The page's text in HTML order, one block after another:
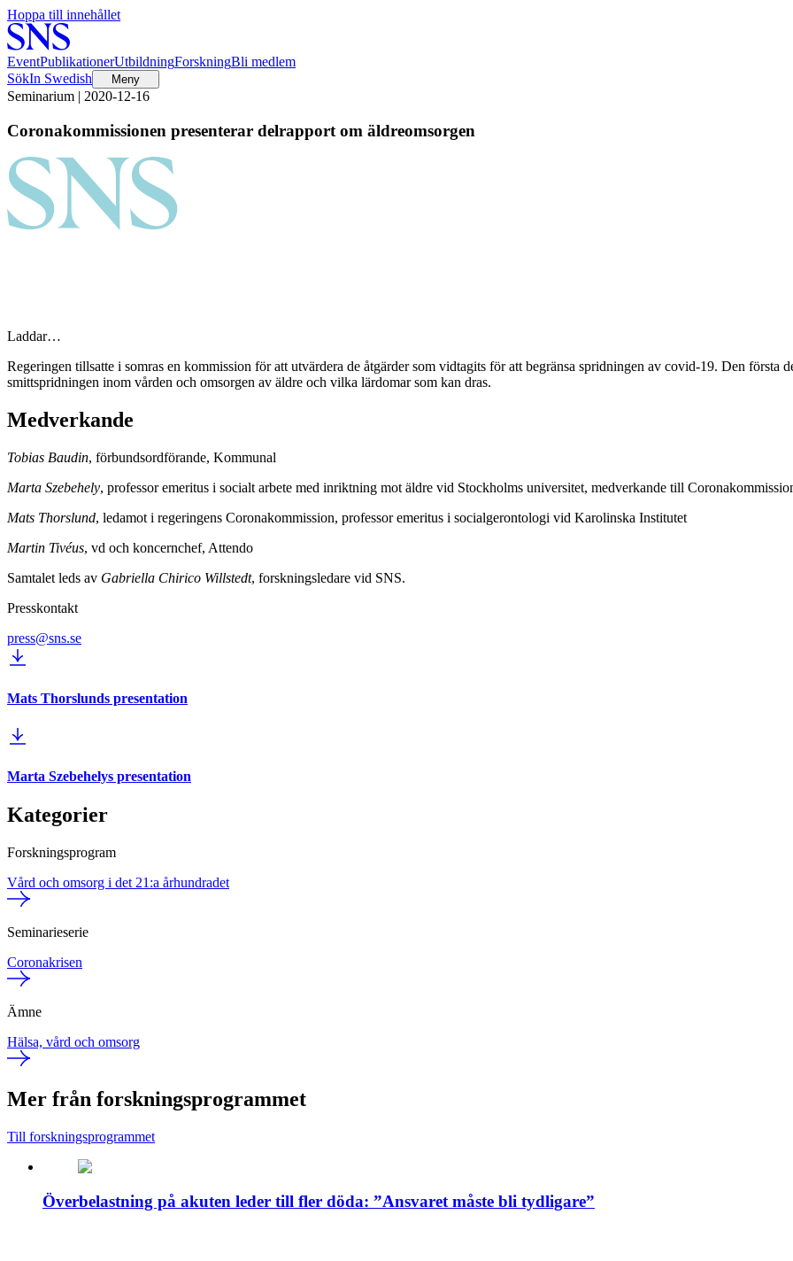
Hoppa till innehållet
EventPublikationerUtbildningForskningBli medlem
SökIn Swedish Meny
Seminarium | 2020-12-16
Coronakommissionen presenterar delrapport om äldreomsorgen
Laddar…
Regeringen tillsatte i somras en kommission för att utvärdera de åtgärder som vidtagits för att begränsa spridningen av covid-19. Den första
smittspridningen inom vården och omsorgen av äldre och vilka lärdomar som kan dras.
Medverkande
Tobias Baudin, förbundsordförande, Kommunal
Marta Szebehely, professor emeritus i socialt arbete med inriktning mot äldre vid Stockholms universitet, medverkande till
Mats Thorslund, ledamot i regeringens Coronakommission, professor emeritus i socialgerontologi vid Karolinska Institutet
Martin Tivéus, vd och koncernchef, Attendo
Samtalet leds av Gabriella Chirico Willstedt, forskningsledare vid SNS.
Presskontakt
press@sns.se
Mats Thorslunds presentation
Marta Szebehelys presentation
Kategorier
Forskningsprogram
Vård och omsorg i det 21:a århundradet
Seminarieserie
Coronakrisen
Ämne
Hälsa, vård och omsorg
Mer från forskningsprogrammet
Till forskningsprogrammet
Överbelastning på akuten leder till fler döda: ”Ansvaret måste bli tydligare”